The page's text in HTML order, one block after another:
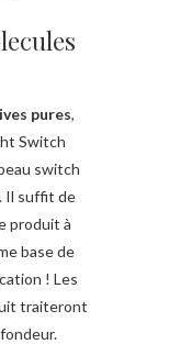
pures,
Switch
switch
Il suffit de
produit à
base de
! Les
traiteront